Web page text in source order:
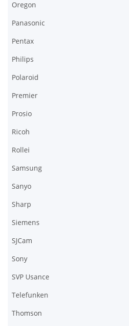
Oregon
Panasonic
Pentax
Philips
Polaroid
Premier
Prosio
Ricoh
Rollei
Samsung
Sanyo
Sharp
Siemens
SJCam
Sony
SVP Usance
Telefunken
Thomson